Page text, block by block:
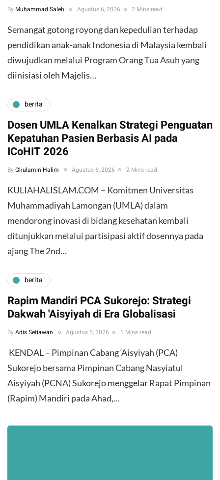
By Muhammad Saleh Agustus 6, 2026 2 Mins read
​Semangat gotong royong dan kepedulian terhadap
pendidikan anak-anak Indonesia di Malaysia kembali
diwujudkan melalui Program Orang Tua Asuh yang
diinisiasi oleh Majelis…
berita
Dosen UMLA Kenalkan Strategi Penguatan
Kepatuhan Pasien Berbasis AI pada
ICoHIT 2026
By Ghulamin Halim Agustus 6, 2026 2 Mins read
KULIAHALISLAM.COM – Komitmen Universitas
Muhammadiyah Lamongan (UMLA) dalam
mendorong inovasi di bidang kesehatan kembali
ditunjukkan melalui partisipasi aktif dosennya pada
ajang The 2nd…
berita
Rapim Mandiri PCA Sukorejo: Strategi
Dakwah 'Aisyiyah di Era Globalisasi
By Adis Setiawan Agustus 5, 2026 1 Mins read
​ KENDAL – Pimpinan Cabang ‘Aisyiyah (PCA)
Sukorejo bersama Pimpinan Cabang Nasyiatul
Aisyiyah (PCNA) Sukorejo menggelar Rapat Pimpinan
(Rapim) Mandiri pada Ahad,…